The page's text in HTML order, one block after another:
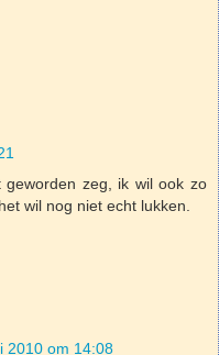
geworden zeg, ik wil ook zo
wil nog niet echt lukken.
2010 om 14:08